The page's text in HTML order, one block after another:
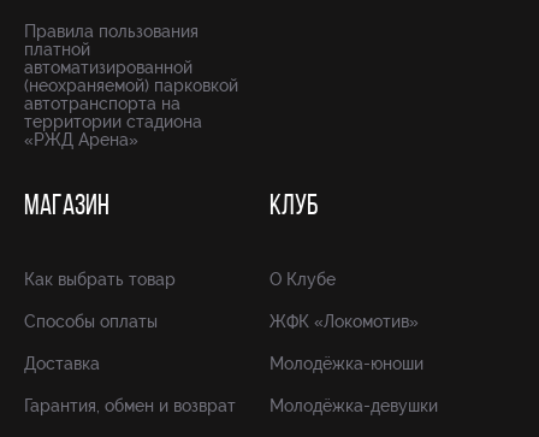
Правила пользования
платной
автоматизированной
(неохраняемой) парковкой
автотранспорта на
территории стадиона
«РЖД Арена»
МАГАЗИН
Как выбрать товар
Способы оплаты
Доставка
Гарантия, обмен и возврат
КЛУБ
О Клубе
ЖФК «Локомотив»
Молодёжка-юноши
Молодёжка-девушки